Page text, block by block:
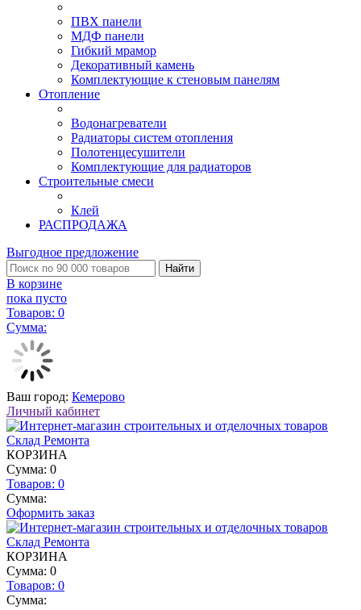
ПВХ панели
МДФ панели
Гибкий мрамор
Декоративный камень
Комплектующие к стеновым панелям
Отопление
Водонагреватели
Радиаторы систем отопления
Полотенцесушители
Комплектующие для радиаторов
Строительные смеси
Клей
РАСПРОДАЖА
Выгодное предложение
Найти
В корзине
пока пусто
Товаров: 0
Сумма:
Ваш город: Кемерово
Личный кабинет
КОРЗИНА
Сумма: 0
Товаров: 0
Сумма:
Оформить заказ
КОРЗИНА
Сумма: 0
Товаров: 0
Сумма: